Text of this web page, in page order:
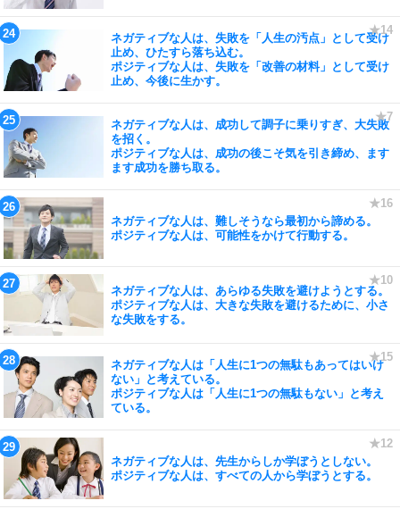
ネガティブな人は、失敗を「人生の汚点」として受け
止め、ひたすら落ち込む。
ポジティブな人は、失敗を「改善の材料」として受け
止め、今後に生かす。
ネガティブな人は、成功して調子に乗りすぎ、大失敗
を招く。
ポジティブな人は、成功の後こそ気を引き締め、ます
ます成功を勝ち取る。
ネガティブな人は、難しそうなら最初から諦める。
ポジティブな人は、可能性をかけて行動する。
ネガティブな人は、あらゆる失敗を避けようとする。
ポジティブな人は、大きな失敗を避けるために、小さ
な失敗をする。
ネガティブな人は「人生に1つの無駄もあってはいけ
ない」と考えている。
ポジティブな人は「人生に1つの無駄もない」と考え
ている。
ネガティブな人は、先生からしか学ぼうとしない。
ポジティブな人は、すべての人から学ぼうとする。